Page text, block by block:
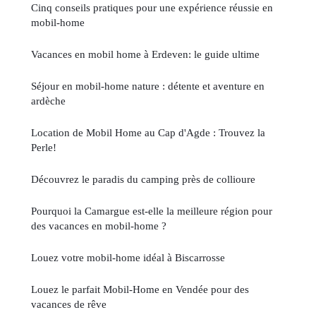
Cinq conseils pratiques pour une expérience réussie en
mobil-home
Vacances en mobil home à Erdeven: le guide ultime
Séjour en mobil-home nature : détente et aventure en
ardèche
Location de Mobil Home au Cap d'Agde : Trouvez la
Perle!
Découvrez le paradis du camping près de collioure
Pourquoi la Camargue est-elle la meilleure région pour
des vacances en mobil-home ?
Louez votre mobil-home idéal à Biscarrosse
Louez le parfait Mobil-Home en Vendée pour des
vacances de rêve